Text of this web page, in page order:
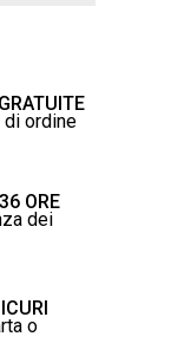
di ordine
ORE
dei
o